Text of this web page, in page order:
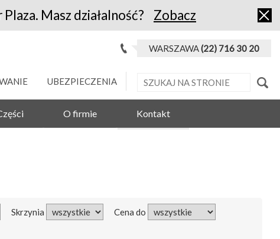
Masz działalność? Zobacz
WARSZAWA(22) 716 30 20
UBEZPIECZENIA
O firmie Kontakt
Skrzynia Cena do